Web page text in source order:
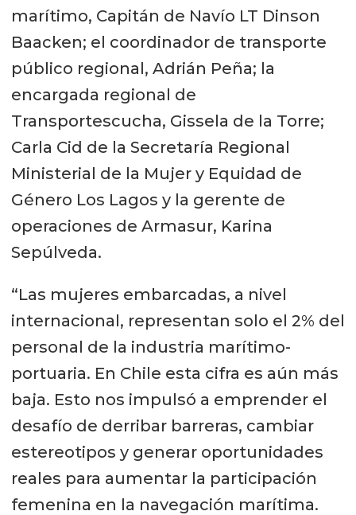
marítimo, Capitán de Navío LT Dinson
Baacken; el coordinador de transporte
público regional, Adrián Peña; la
encargada regional de
Transportescucha, Gissela de la Torre;
Carla Cid de la Secretaría Regional
Ministerial de la Mujer y Equidad de
Género Los Lagos y la gerente de
operaciones de Armasur, Karina
Sepúlveda.
“Las mujeres embarcadas, a nivel
internacional, representan solo el 2% del
personal de la industria marítimo-
portuaria. En Chile esta cifra es aún más
baja. Esto nos impulsó a emprender el
desafío de derribar barreras, cambiar
estereotipos y generar oportunidades
reales para aumentar la participación
femenina en la navegación marítima.